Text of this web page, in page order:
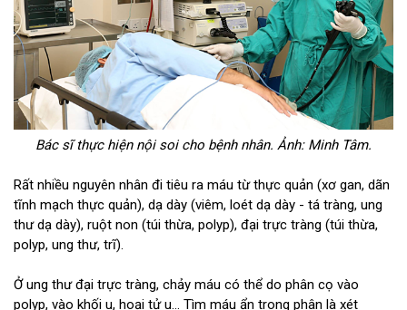
Bác sĩ thực hiện nội soi cho bệnh nhân. Ảnh: Minh Tâm.
Rất nhiều nguyên nhân đi tiêu ra máu từ thực quản (xơ gan, dãn
tĩnh mạch thực quản), dạ dày (viêm, loét dạ dày - tá tràng, ung
thư dạ dày), ruột non (túi thừa, polyp), đại trực tràng (túi thừa,
polyp, ung thư, trĩ).
Ở ung thư đại trực tràng, chảy máu có thể do phân cọ vào
polyp, vào khối u, hoại tử u... Tìm máu ẩn trong phân là xét